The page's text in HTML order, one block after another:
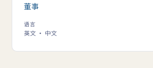
董事
语言
英文 · 中文